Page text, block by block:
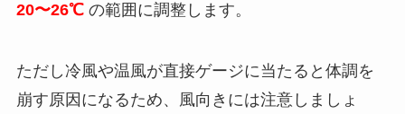
20〜26℃の範囲に調整します。
ただし冷風や温風が直接ゲージに当たると体調を
崩す原因になるため、風向きには注意しましょ